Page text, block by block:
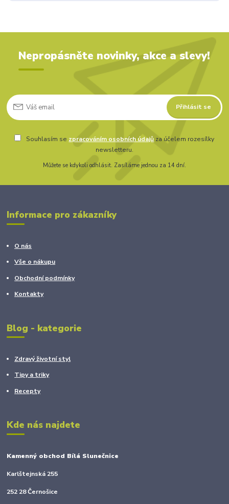
Nepropásněte novinky, akce a slevy!
Přihlásit se
Souhlasím se zpracováním osobních údajů za účelem rozesílky
newsletteru.
Můžete se kdykoli odhlásit. Zasíláme jednou za 14 dní.
Informace pro zákazníky
O nás
Vše o nákupu
Obchodní podmínky
Kontakty
Blog - kategorie
Zdravý životní styl
Tipy a triky
Recepty
Kde nás najdete
Kamenný obchod Bílá Slunečnice
Karlštejnská 255
252 28 Černošice